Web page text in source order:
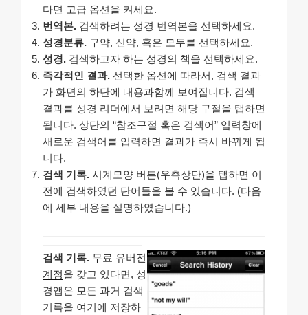
다면 고급 옵션을 켜세요.
번역본. 검색하려는 성경 번역본을 선택하세요.
성경분류. 구약, 신약, 혹은 모두를 선택하세요.
성경. 검색하고자 하는 성경의 책을 선택하세요.
즉각적인 결과. 선택한 옵션에 따라서, 검색 결과
가 화면의 하단에 내용과함께 보여집니다. 검색
결과를 성경 리더에서 보려면 해당 구절을 탭하면
됩니다. 상단의 “참조구절 혹은 검색어” 입력창에
새로운 검색어를 입력하면 결과가 즉시 바뀌게 됩
니다.
검색 기록. 시계모양 버튼(우측상단)을 탭하면 이
전에 검색하였던 단어들을 볼 수 있습니다. (다음
에 세부 내용을 설명하였습니다.)
검색 기록. 무료 유버전
계정을 갖고 있다면, 성
경앱은 모든 과거 검색
기록을 여기에 저장하